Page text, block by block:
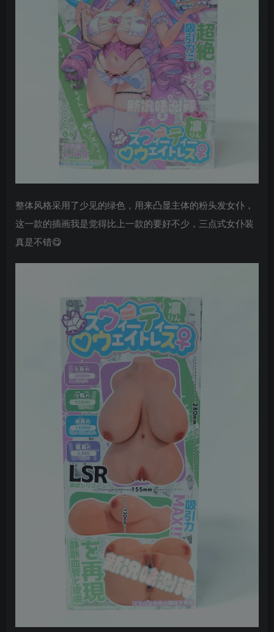
整体风格采用了少见的绿色，用来凸显主体的粉头发女仆，
这一款的插画我是觉得比上一款的要好不少，三点式女仆装
真是不错😋